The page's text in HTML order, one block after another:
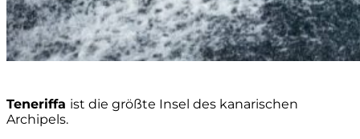
Teneriffa ist die größte Insel des kanarischen
Archipels.